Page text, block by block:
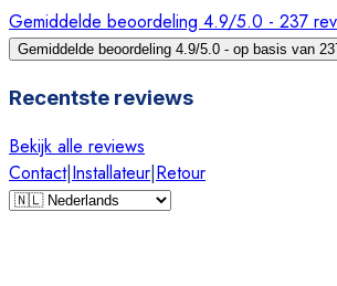
Gemiddelde beoordeling 4.9/5.0 - 237
Gemiddelde beoordeling 4.9/5.0 - op basis van
Recentste reviews
Bekijk alle reviews
Contact|Installateur|Retour